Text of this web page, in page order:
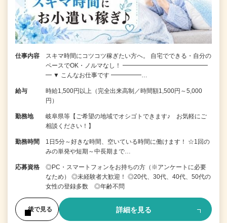
仕事内容
スキマ時間にコツコツ稼ぎたい方へ。 自宅でできる・自分の
ペースでOK・ノルマなし！ ━━━━━━━━━━━━━━
━ ▼ こんなお仕事です ━━━━━…
給与
時給1,500円以上（完全出来高制／時間額1,500円～5,000
円）
勤務地
岐阜県等【ご希望の地域でオシゴトできます♪ お気軽にご
相談ください！】
勤務時間
1日5分～好きな時間、空いている時間に働けます！ ☆1回の
みの単発や短期～中長期まで…
応募資格
◎PC・スマートフォンをお持ちの方（※アンケートに必要
なため） ◎未経験者大歓迎！ ◎20代、30代、40代、50代の
女性の登録多数 ◎年齢不問
後で見る 詳細を見る